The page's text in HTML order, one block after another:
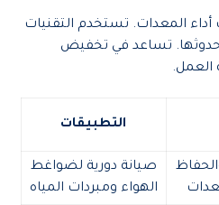
أداء المعدات. تستخدم التقنيات
حدوثها. تساعد في تخفيض
العمل.
التطبيقات
صيانة دورية لضواغط
الهواء ومبردات المياه